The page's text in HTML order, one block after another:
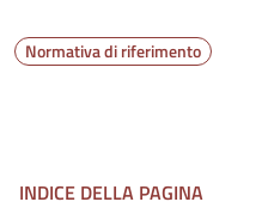
Normativa di riferimento
INDICE DELLA PAGINA